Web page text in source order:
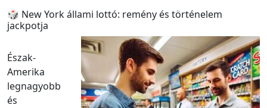
🎲 New York állami lottó: remény és történelem
jackpotja
Észak-
Amerika
legnagyobb
és